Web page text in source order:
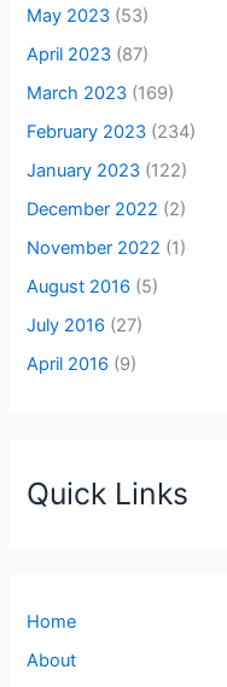
May 2023 (53)
April 2023 (87)
March 2023 (169)
February 2023 (234)
January 2023 (122)
December 2022 (2)
November 2022 (1)
August 2016 (5)
July 2016 (27)
April 2016 (9)
Quick Links
Home
About